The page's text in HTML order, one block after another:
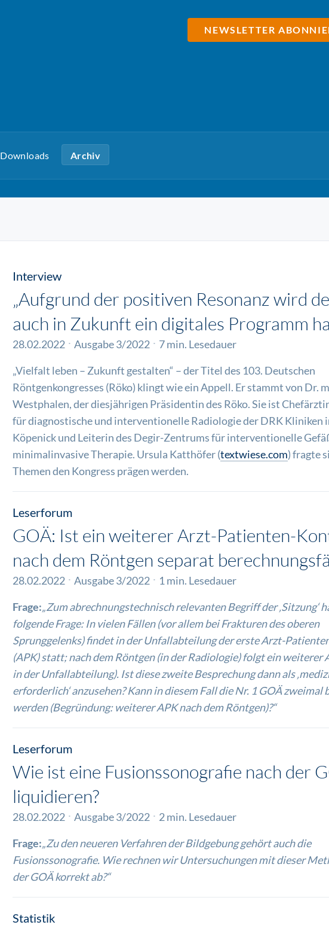
NEWSLETTER
Downloads Archiv
Interview
„Aufgrund der positiven Resonanz wird
auch in Zukunft ein digitales Programm
28.02.2022 Ausgabe 3/2022
7 min. Lesedauer
„Vielfalt leben – Zukunft gestalten“ – der Titel des 103. Deutschen
Röntgenkongresses (Röko) klingt wie ein Appell. Er stammt von Dr.
Westphalen, der diesjährigen Präsidentin des Röko. Sie ist
für diagnostische und interventionelle Radiologie der DRK Kliniken
Köpenick und Leiterin des Degir-Zentrums für interventionelle
minimalinvasive Therapie. Ursula Katthöfer (textwiese.com) fragte
Themen den Kongress prägen werden.
Leserforum
GOÄ: Ist ein weiterer Arzt-Patienten-
nach dem Röntgen separat
28.02.2022 Ausgabe 3/2022
1 min. Lesedauer
Frage:„Zum abrechnungstechnisch relevanten Begriff der ‚Sitzung‘
folgende Frage: In vielen Fällen (vor allem bei Frakturen des oberen
Sprunggelenks) findet in der Unfallabteilung der erste Arzt-
(APK) statt; nach dem Röntgen (in der Radiologie) folgt ein weiterer
in der Unfallabteilung). Ist diese zweite Besprechung dann als
erforderlich‘ anzusehen? Kann in diesem Fall die Nr. 1 GOÄ zweimal
werden (Begründung: weiterer APK nach dem Röntgen)?“
Leserforum
Wie ist eine Fusionssonografie nach der
liquidieren?
28.02.2022 Ausgabe 3/2022
2 min. Lesedauer
Frage:„Zu den neueren Verfahren der Bildgebung gehört auch die
Fusionssonografie. Wie rechnen wir Untersuchungen mit dieser
der GOÄ korrekt ab?“
Statistik